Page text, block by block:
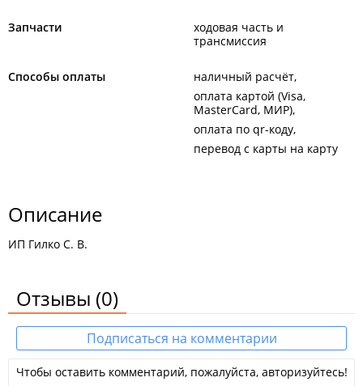
Запчасти
ходовая часть и
трансмиссия
Способы оплаты
наличный расчёт
оплата картой (Visa,
MasterCard, МИР)
оплата по qr-коду
перевод с карты на карту
Описание
ИП Гилко С. В.
Отзывы (0)
Подписаться на комментарии
Чтобы оставить комментарий, пожалуйста, авторизуйтесь!